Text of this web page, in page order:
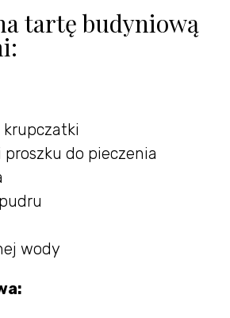
tartę budyniową
proszku do pieczenia
wody